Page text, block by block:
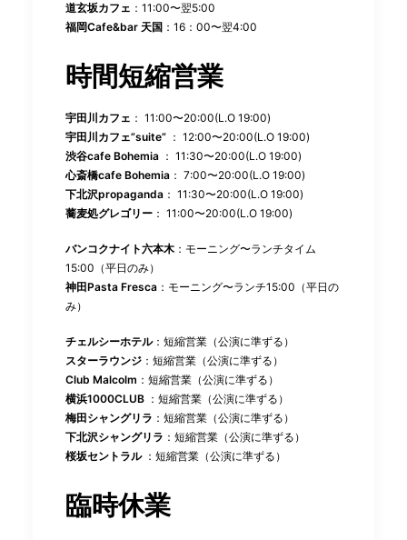
道玄坂カフェ ：11:00〜翌5:00
福岡Cafe&bar 天国 ：16：00〜翌4:00
時間短縮営業
宇田川カフェ ： 11:00〜20:00(L.O 19:00)
宇田川カフェ”suite” ： 12:00〜20:00(L.O 19:00)
渋谷cafe Bohemia ： 11:30〜20:00(L.O 19:00)
心斎橋cafe Bohemia ： 7:00〜20:00(L.O 19:00)
下北沢propaganda ： 11:30〜20:00(L.O 19:00)
蕎麦処グレゴリー ： 11:00〜20:00(L.O 19:00)
バンコクナイト六本木 ：モーニング〜ランチタイム
15:00（平日のみ）
神田Pasta Fresca ：モーニング〜ランチ15:00（平日の
み）
チェルシーホテル：短縮営業（公演に準ずる）
スターラウンジ ：短縮営業（公演に準ずる）
Club Malcolm ：短縮営業（公演に準ずる）
横浜1000CLUB ：短縮営業（公演に準ずる）
梅田シャングリラ ：短縮営業（公演に準ずる）
下北沢シャングリラ ：短縮営業（公演に準ずる）
桜坂セントラル ：短縮営業（公演に準ずる）
臨時休業